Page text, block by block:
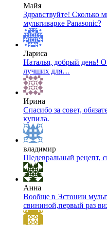
Майя
Здравствуйте! Сколько
мультиварке Panasonic?
Лариса
Наталья, добрый день!
лучших для…
Ирина
Спасибо за совет,
купила.
владимир
Шедевральный рецепт,
Анна
Вообще в Эстонии
свининой,первый раз